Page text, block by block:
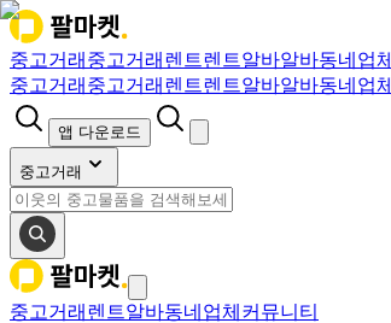
중고거래 중고거래 렌트렌트알바알바동네업체
중고거래 중고거래 렌트렌트알바알바동네업체
앱 다운로드
중고거래
중고거래 렌트알바동네업체 커뮤니티